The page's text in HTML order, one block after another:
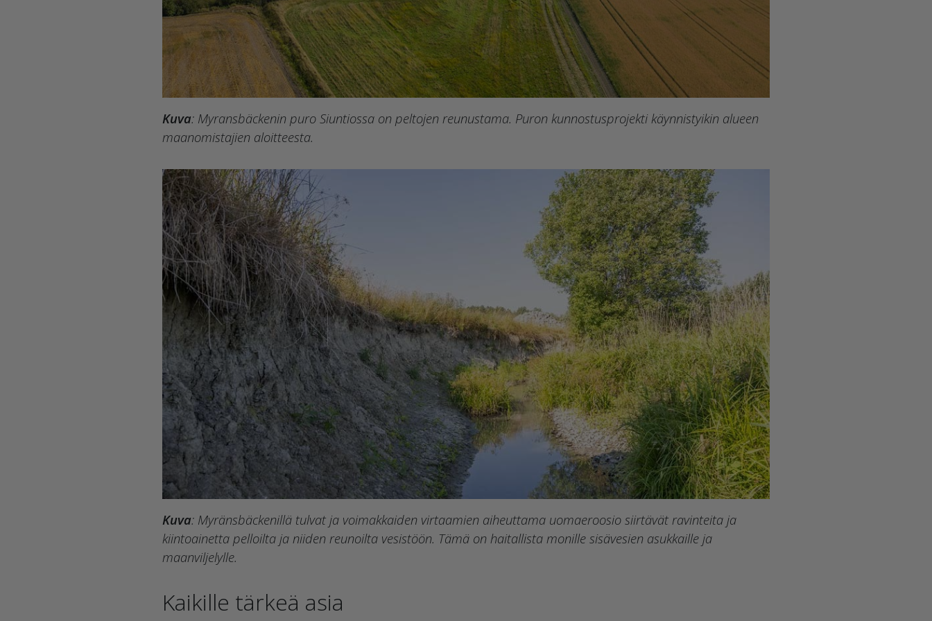
Kuva: Myransbäckenin puro Siuntiossa on peltojen reunustama. Puron kunnostusprojekti käynnistyikin alueen
maanomistajien aloitteesta.
Kuva: Myränsbäckenillä tulvat ja voimakkaiden virtaamien aiheuttama uomaeroosio siirtävät ravinteita ja
kiintoainetta pelloilta ja niiden reunoilta vesistöön. Tämä on haitallista monille sisävesien asukkaille ja
maanviljelylle.
Kaikille tärkeä asia